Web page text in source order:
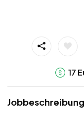
17
Jobbeschreibung